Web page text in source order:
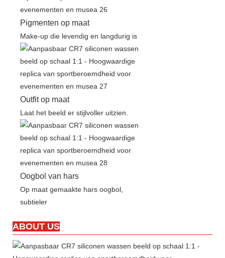
Pigmenten op maat
Make-up die levendig en langdurig is
Outfit op maat
Laat het beeld er stijlvoller uitzien.
Oogbol van hars
Op maat gemaakte hars oogbol,
subtieler
ABOUT US